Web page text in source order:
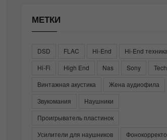
МЕТКИ
DSD FLAC Hi-End
Hi-End техника
Hi-Fi
High End Nas Sony
Винтажная акустика
Жена аудиофила
Звукомания
Наушники
Проигрыватель пластинок
Усилители для наушников